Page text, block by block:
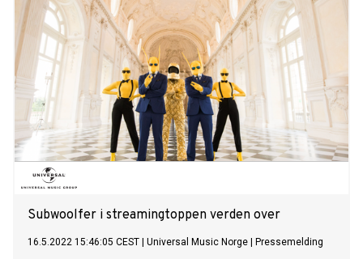
Subwoolfer i streamingtoppen verden over
16.5.2022 15:46:05 CEST Universal Music Norge Pressemelding